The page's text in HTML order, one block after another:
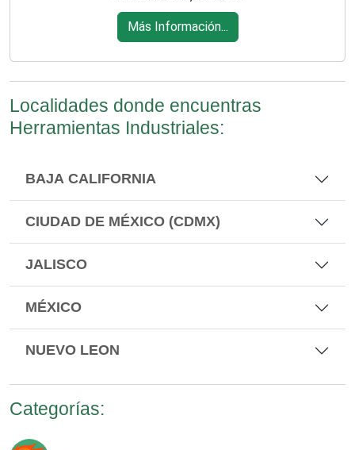
Más Información...
Localidades donde encuentras
Herramientas Industriales:
BAJA CALIFORNIA
CIUDAD DE MÉXICO (CDMX)
JALISCO
MÉXICO
NUEVO LEON
Categorías: